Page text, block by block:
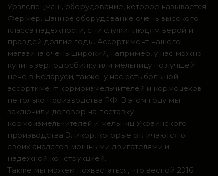
Уралспецмаш, оборудование, которое называется
Фермер. Данное оборудование очень высокого
класса надежности, они служит людям верой и
правдой долгие годы. Ассортимент нашего
магазина очень широкий, например, у нас можно
купить зернодробилку или мельницу по лучшей
цене в Беларуси, также у нас есть большой
ассортимент кормоизмельчителей и кормоцехов
не только производства РФ. В этом году мы
заключили договор на поставку
кормоизмельчителей и мельниц Украинского
производства Эликор, которые отличаются от
своих аналогов мощными двигателями и
надежной конструкцией.
Также мы можем похвастаться, что весной 2016